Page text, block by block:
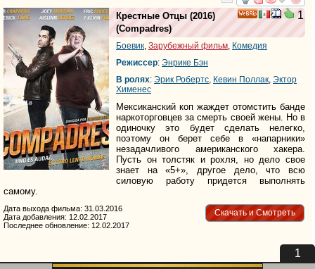
смотреть
1
Крестные Отцы (2016)
(Compadres)
Боевик, Зарубежный фильм, Комедия
Режиссер: Энрике Бэн
В ролях: Эрик Робертс, Кевин Поллак, Эктор
Хименес
Мексиканский коп жаждет отомстить банде
наркоторговцев за смерть своей жены. Но в
одиночку это будет сделать нелегко,
поэтому он берет себе в «напарники»
незадачливого американского хакера.
Пусть он толстяк и рохля, но дело свое
знает на «5+», другое дело, что всю
силовую работу придется выполнять
самому.
Скачать и Смотреть
Дата выхода фильма: 31.03.2016
Дата добавления: 12.02.2017
Последнее обновление: 12.02.2017